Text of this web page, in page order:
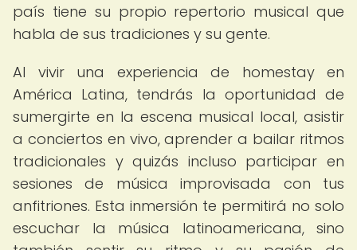
país tiene su propio repertorio musical que
habla de sus tradiciones y su gente.
Al vivir una experiencia de homestay en
América Latina, tendrás la oportunidad de
sumergirte en la escena musical local, asistir
a conciertos en vivo, aprender a bailar ritmos
tradicionales y quizás incluso participar en
sesiones de música improvisada con tus
anfitriones. Esta inmersión te permitirá no solo
escuchar la música latinoamericana, sino